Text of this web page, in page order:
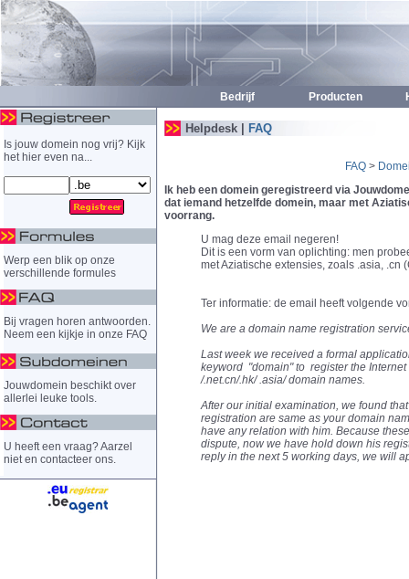
Bedrijf Producten
Is jouw domein nog vrij? Kijk
het hier even na...
Werp een blik op onze
verschillende formules
Bij vragen horen antwoorden.
Neem een kijkje in onze FAQ
Jouwdomein beschikt over
allerlei leuke tools.
U heeft een vraag? Aarzel
niet en contacteer ons.
Helpdesk | FAQ
FAQ>
Ik heb een domein geregistreerd via
dat iemand hetzelfde domein, maar met
voorrang.
U mag deze email negeren!
Dit is een vorm van oplichting: men
met Aziatische extensies, zoals .asia, .cn
Ter informatie: de email heeft volgende
We are a domain name registration
Last week we received a formal
keyword "domain" to register the
/.net.cn/.hk/ .asia/ domain names.
After our initial examination, we found
registration are same as your domain
have any relation with him. Because
dispute, now we have hold down his
reply in the next 5 working days, we will